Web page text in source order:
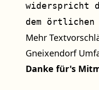
widerspricht
dem örtlichen
Mehr
Gneixendorf
Danke für's